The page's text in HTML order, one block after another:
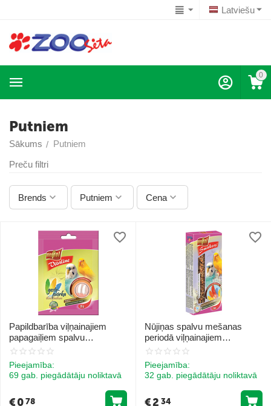
Latviešu
0
Putniem
Sākums / Putniem
Preču filtri
Brends Putniem Cena
Papildbarība viļņainajiem
papagaiļiem spalvu
uzlabošanai 20g - Vitapol
supplementary mixture for
budgie
Pieejamība:
69 gab. piegādātāju noliktavā
€078
Nūjiņas spalvu mešanas
periodā viļņainajiem
papagaiļiem 90g - Vitapol
moulting for budgie
Pieejamība:
32 gab. piegādātāju noliktavā
€2 34